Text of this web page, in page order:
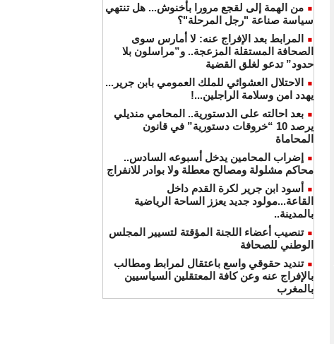
من الهمة إلى لقجع مرورا بأخنوش... هل تنتهي
سياسة صناعة "رجل المرحلة"؟
المرابط بعد الإفراج عنه: لا أمارس سوى
الصحافة المستقلة المزعجة.. و”مراسلون بلا
حدود” تدعو لغلق القضية
الاحتلال العشوائي للملك العمومي بابن جرير...
يهدد امن وسلامة الراجلين...!
بعد احالته على الدستورية.. المحامي منديلي
يرصد 10 “خروقات دستورية” في قانون
المحاماة
إضراب المحامين يدخل أسبوعه السادس..
محاكم مشلولة ومصالح معطلة ولا بوادر للانفراج
أسود ابن جرير لكرة القدم داخل
القاعة...مولود جديد يعزز الساحة الرياضية
بالمدينة..
تنصيب أعضاء اللجنة المؤقتة لتسيير المجلس
الوطني للصحافة
تنديد حقوقي واسع باعتقال لمرابط ومطالب
بالإفراج عنه وعن كافة المعتقلين السياسيين
بالمغرب